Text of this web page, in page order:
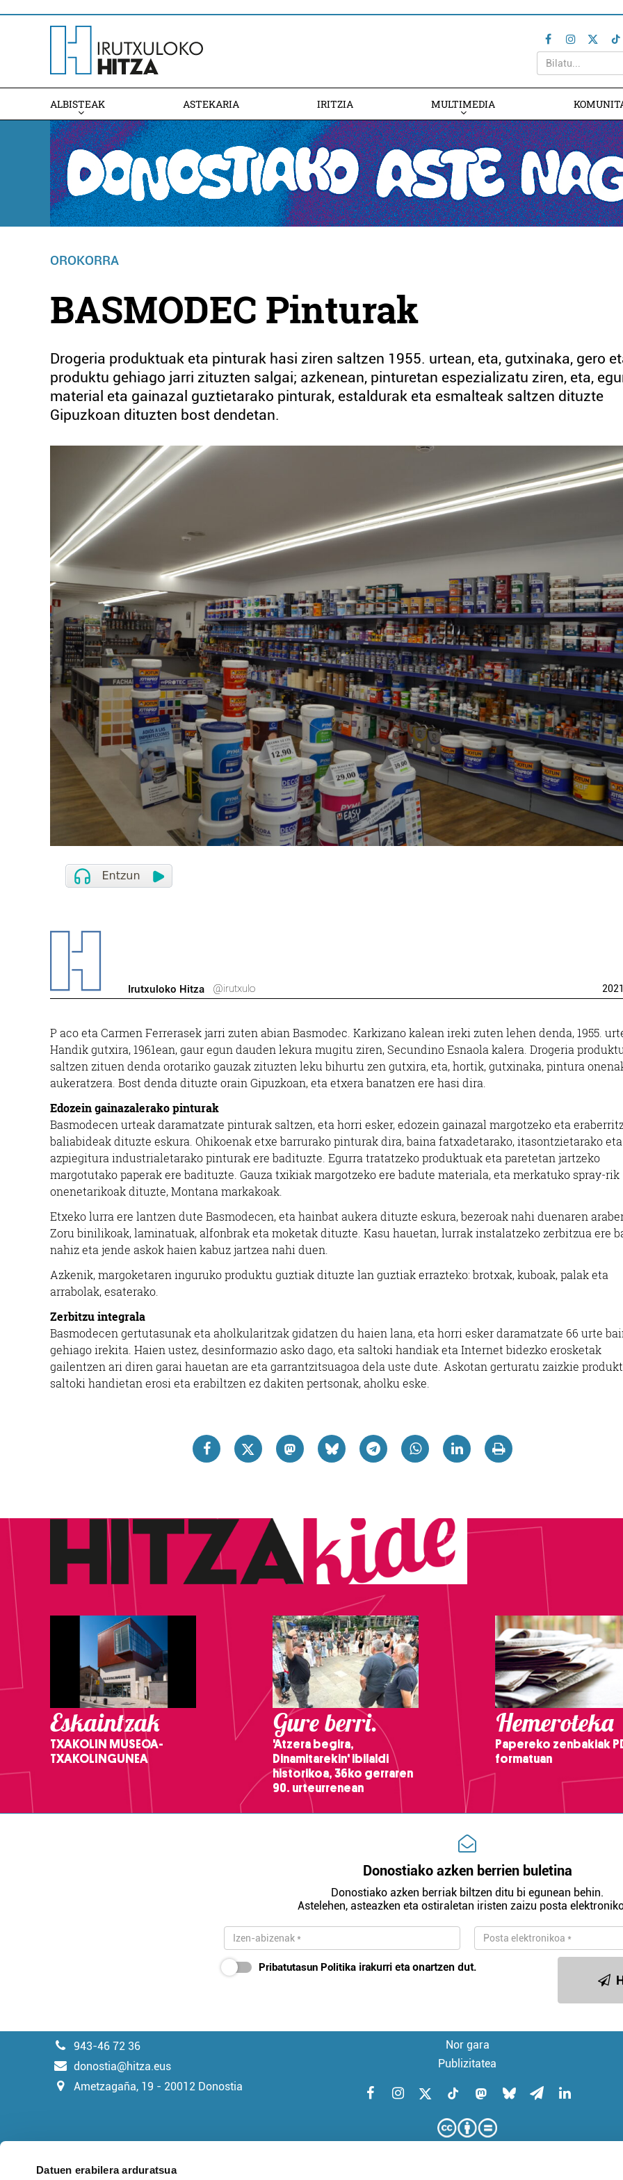
Datuen erabilera arduratsua
ALBISTEAK ASTEKARIA IRITZIA MULTIMEDIA
OROKORRA
BASMODEC Pinturak
Drogeria produktuak eta pinturak hasi ziren saltzen 1955. urtean, eta, gutxinaka, gero
produktu gehiago jarri zituzten salgai; azkenean, pinturetan espezializatu ziren, eta,
material eta gainazal guztietarako pinturak, estaldurak eta esmalteak saltzen dituzte
Gipuzkoan dituzten bost dendetan.
Irutxuloko Hitza @irutxulo 2021
P aco eta Carmen Ferrerasek jarri zuten abian Basmodec. Karkizano kalean ireki zuten lehen denda, 1955.
Handik gutxira, 1961ean, gaur egun dauden lekura mugitu ziren, Secundino Esnaola kalera. Drogeria
saltzen zituen denda orotariko gauzak zituzten leku bihurtu zen gutxira, eta, hortik, gutxinaka, pintura
aukeratzera. Bost denda dituzte orain Gipuzkoan, eta etxera banatzen ere hasi dira.
Edozein gainazalerako pinturak
Basmodecen urteak daramatzate pinturak saltzen, eta horri esker, edozein gainazal margotzeko eta
baliabideak dituzte eskura. Ohikoenak etxe barrurako pinturak dira, baina fatxadetarako, itasontzietarako eta
azpiegitura industrialetarako pinturak ere badituzte. Egurra tratatzeko produktuak eta paretetan jartzeko
margotutako paperak ere badituzte. Gauza txikiak margotzeko ere badute materiala, eta merkatuko spray-rik
onenetarikoak dituzte, Montana markakoak.
Etxeko lurra ere lantzen dute Basmodecen, eta hainbat aukera dituzte eskura, bezeroak nahi duenaren
Zoru binilikoak, laminatuak, alfonbrak eta moketak dituzte. Kasu hauetan, lurrak instalatzeko zerbitzua ere
nahiz eta jende askok haien kabuz jartzea nahi duen.
Azkenik, margoketaren inguruko produktu guztiak dituzte lan guztiak errazteko: brotxak, kuboak, palak eta
arrabolak, esaterako.
Zerbitzu integrala
Basmodecen gertutasunak eta aholkularitzak gidatzen du haien lana, eta horri esker daramatzate 66 urte
gehiago irekita. Haien ustez, desinformazio asko dago, eta saltoki handiak eta Internet bidezko erosketak
gailentzen ari diren garai hauetan are eta garrantzitsuagoa dela uste dute. Askotan gerturatu zaizkie
saltoki handietan erosi eta erabiltzen ez dakiten pertsonak, aholku eske.
Eskaintzak
TXAKOLIN MUSEOA-
TXAKOLINGUNEA
Gure berri.
'Atzera begira,
Dinamitarekin' ibilaldi
historikoa, 36ko gerraren
90. urteurrenean
Hemeroteka
Papereko zenbakiak
formatuan
Donostiako azken berrien buletina
Donostiako azken berriak biltzen ditu bi egunean behin.
Astelehen, asteazken eta ostiraletan iristen zaizu posta
Pribatutasun Politika irakurri eta onartzen dut.
943-46 72 36
donostia@hitza.eus
Ametzagaña, 19 - 20012 Donostia
Nor gara
Publizitatea